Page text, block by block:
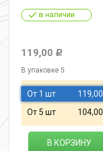
в наличии
119,00 Р
В упаковке 5
От 1 шт 119,00
От 5 шт 104,00
В КОРЗИНУ